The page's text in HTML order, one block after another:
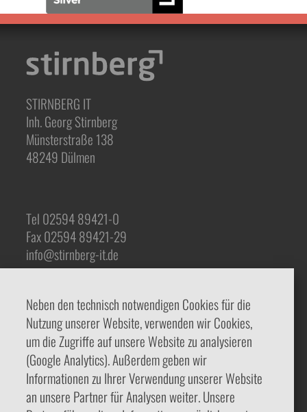
STIRNBERG IT
Inh. Georg Stirnberg
Münsterstraße 138
48249 Dülmen
Tel 02594 89421-0
Fax 02594 89421-29
info@stirnberg-it.de
Servicemeldung
Karriere
AGB
Neben den technisch notwendigen Cookies für die
Nutzung unserer Website, verwenden wir Cookies,
um die Zugriffe auf unsere Website zu analysieren
(Google Analytics). Außerdem geben wir
Informationen zu Ihrer Verwendung unserer Website
an unsere Partner für Analysen weiter. Unsere